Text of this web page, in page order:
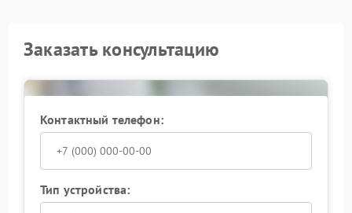
Заказать консультацию
Контактный телефон:
Тип устройства: